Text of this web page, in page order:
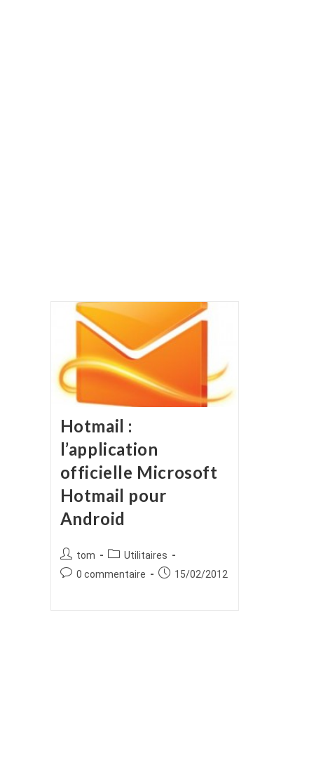
Hotmail :
l’application
officielle Microsoft
Hotmail pour
Android
Auteur/autrice
de
tom
Post
category:
Utilitaires
Commentaires
0 commentaire
Publication
15/02/2012